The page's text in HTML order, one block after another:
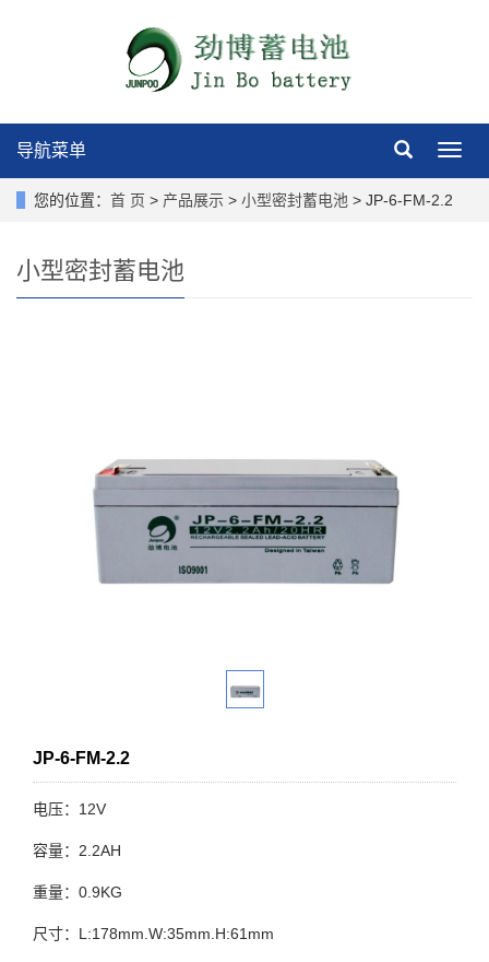
导
菜
导航菜单
您的位置： 首 页 > 产品展示 > 小型密封蓄电池 > JP-6-FM-2.2
小型密封蓄电池
JP-6-FM-2.2
电压：12V
容量：2.2AH
重量：0.9KG
尺寸：L:178mm.W:35mm.H:61mm